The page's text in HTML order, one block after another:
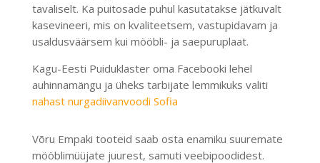
tavaliselt. Ka puitosade puhul kasutatakse jätkuvalt
kasevineeri, mis on kvaliteetsem, vastupidavam ja
usaldusväärsem kui mööbli- ja saepuruplaat.
Kagu-Eesti Puiduklaster oma Facebooki lehel
auhinnamängu ja üheks tarbijate lemmikuks valiti
nahast nurgadiivanvoodi Sofia
Võru Empaki tooteid saab osta enamiku suuremate
mööblimüüjate juurest, samuti veebipoodidest.